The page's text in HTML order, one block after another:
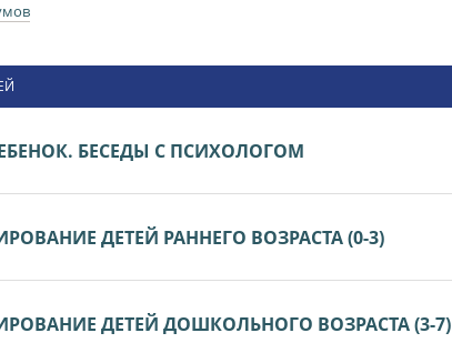
БЕСЕДЫ С ПСИХОЛОГОМ
ДЕТЕЙ РАННЕГО ВОЗРАСТА (0-3)
ДЕТЕЙ ДОШКОЛЬНОГО ВОЗРАСТА (3-7)